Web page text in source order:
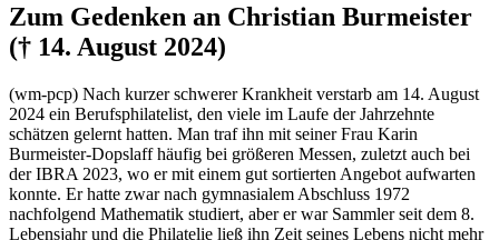
Zum Gedenken an Christian Burmeister
(† 14. August 2024)
(wm-pcp) Nach kurzer schwerer Krankheit verstarb am 14. August
2024 ein Berufsphilatelist, den viele im Laufe der Jahrzehnte
schätzen gelernt hatten. Man traf ihn mit seiner Frau Karin
Burmeister-Dopslaff häufig bei größeren Messen, zuletzt auch bei
der IBRA 2023, wo er mit einem gut sortierten Angebot aufwarten
konnte. Er hatte zwar nach gymnasialem Abschluss 1972
nachfolgend Mathematik studiert, aber er war Sammler seit dem 8.
Lebensjahr und die Philatelie ließ ihn Zeit seines Lebens nicht mehr